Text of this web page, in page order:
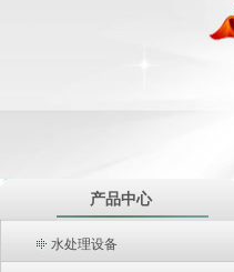
产品中心
水处理设备